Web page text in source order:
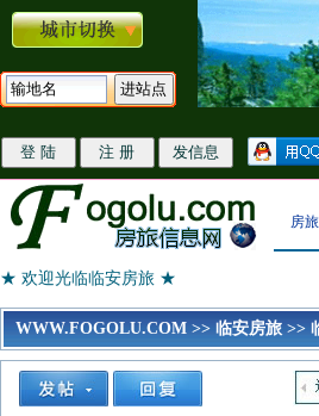
房
★ 欢迎光临临安房旅 ★
WWW.FOGOLU.COM >> 临安房旅 >>